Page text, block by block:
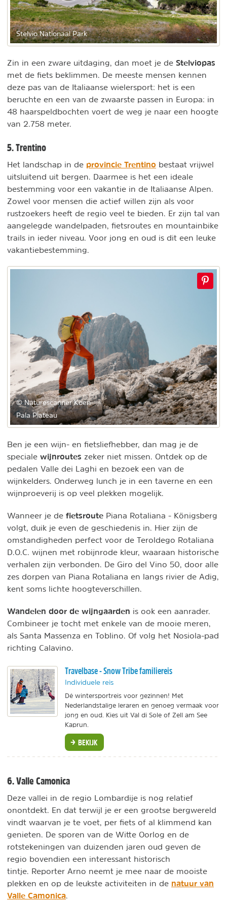
Stelvio Nationaal Park
Zin in een zware uitdaging, dan moet je de Stelviopas
met de fiets beklimmen. De meeste mensen kennen
deze pas van de Italiaanse wielersport: het is een
beruchte en een van de zwaarste passen in Europa: in
48 haarspeldbochten voert de weg je naar een hoogte
van 2.758 meter.
5. Trentino
Het landschap in de provincie Trentino bestaat vrijwel
uitsluitend uit bergen. Daarmee is het een ideale
bestemming voor een vakantie in de Italiaanse Alpen.
Zowel voor mensen die actief willen zijn als voor
rustzoekers heeft de regio veel te bieden. Er zijn tal van
aangelegde wandelpaden, fietsroutes en mountainbike
trails in ieder niveau. Voor jong en oud is dit een leuke
vakantiebestemming.
© Naturescanner Koen
Pala Plateau
Ben je een wijn- en fietsliefhebber, dan mag je de
speciale wijnroutes zeker niet missen. Ontdek op de
pedalen Valle dei Laghi en bezoek een van de
wijnkelders. Onderweg lunch je in een taverne en een
wijnproeverij is op veel plekken mogelijk.
Wanneer je de fietsroute Piana Rotaliana - Königsberg
volgt, duik je even de geschiedenis in. Hier zijn de
omstandigheden perfect voor de Teroldego Rotaliana
D.O.C. wijnen met robijnrode kleur, waaraan historische
verhalen zijn verbonden. De Giro del Vino 50, door alle
zes dorpen van Piana Rotaliana en langs rivier de Adig,
kent soms lichte hoogteverschillen.
Wandelen door de wijngaarden is ook een aanrader.
Combineer je tocht met enkele van de mooie meren,
als Santa Massenza en Toblino. Of volg het Nosiola-pad
richting Calavino.
Travelbase - Snow Tribe familiereis
Individuele reis
Dé wintersportreis voor gezinnen! Met
Nederlandstalige leraren en genoeg vermaak voor
jong en oud. Kies uit Val di Sole of Zell am See
Kaprun.
BEKIJK
6. Valle Camonica
Deze vallei in de regio Lombardije is nog relatief
onontdekt. En dat terwijl je er een grootse bergwereld
vindt waarvan je te voet, per fiets of al klimmend kan
genieten. De sporen van de Witte Oorlog en de
rotstekeningen van duizenden jaren oud geven de
regio bovendien een interessant historisch
tintje. Reporter Arno neemt je mee naar de mooiste
plekken en op de leukste activiteiten in de natuur van
Valle Camonica